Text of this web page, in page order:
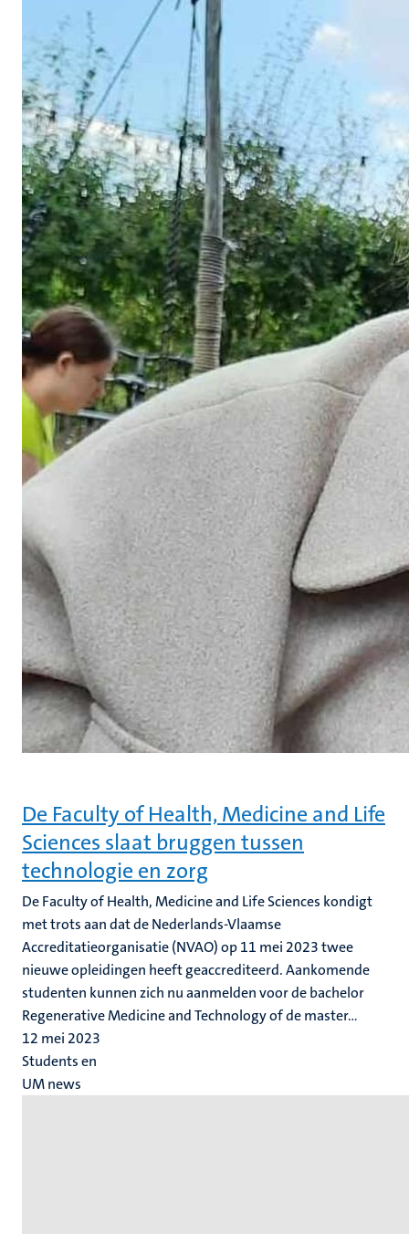
De Faculty of Health, Medicine and Life
Sciences slaat bruggen tussen
technologie en zorg
De Faculty of Health, Medicine and Life Sciences kondigt
met trots aan dat de Nederlands-Vlaamse
Accreditatieorganisatie (NVAO) op 11 mei 2023 twee
nieuwe opleidingen heeft geaccrediteerd. Aankomende
studenten kunnen zich nu aanmelden voor de bachelor
Regenerative Medicine and Technology of de master...
12 mei 2023
Students en
UM news